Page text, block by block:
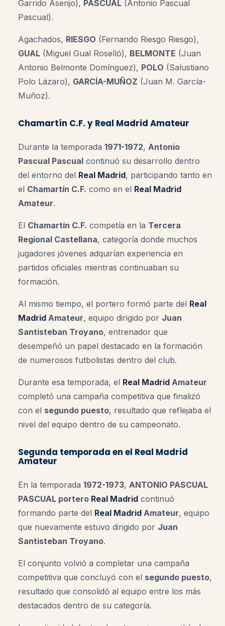
Garrido Asenjo), PASCUAL (Antonio Pascual
Pascual).
Agachados, RIESGO (Fernando Riesgo Riesgo),
GUAL (Miguel Gual Roselló), BELMONTE (Juan
Antonio Belmonte Domínguez), POLO (Salustiano
Polo Lázaro), GARCÍA-MUÑOZ (Juan M. García-
Muñoz).
Chamartín C.F. y Real Madrid Amateur
Durante la temporada 1971-1972, Antonio
Pascual Pascual continuó su desarrollo dentro
del entorno del Real Madrid, participando tanto en
el Chamartín C.F. como en el Real Madrid
Amateur.
El Chamartín C.F. competía en la Tercera
Regional Castellana, categoría donde muchos
jugadores jóvenes adquirían experiencia en
partidos oficiales mientras continuaban su
formación.
Al mismo tiempo, el portero formó parte del Real
Madrid Amateur, equipo dirigido por Juan
Santisteban Troyano, entrenador que
desempeñó un papel destacado en la formación
de numerosos futbolistas dentro del club.
Durante esa temporada, el Real Madrid Amateur
completó una campaña competitiva que finalizó
con el segundo puesto, resultado que reflejaba el
nivel del equipo dentro de su campeonato.
Segunda temporada en el Real Madrid
Amateur
En la temporada 1972-1973, ANTONIO PASCUAL
PASCUAL portero Real Madrid continuó
formando parte del Real Madrid Amateur, equipo
que nuevamente estuvo dirigido por Juan
Santisteban Troyano.
El conjunto volvió a completar una campaña
competitiva que concluyó con el segundo puesto,
resultado que consolidó al equipo entre los más
destacados dentro de su categoría.